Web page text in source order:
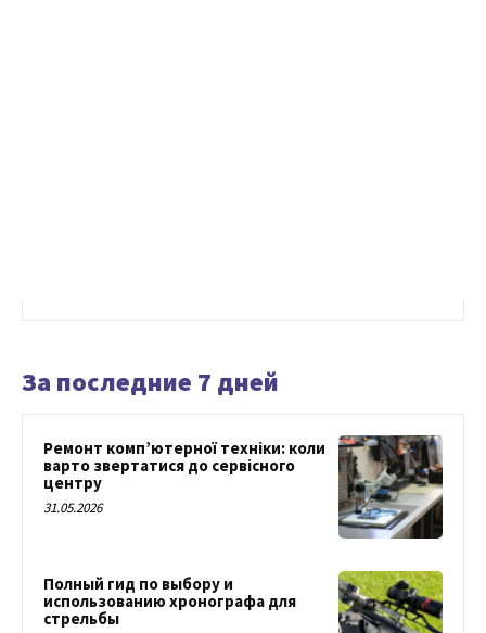
За последние 7 дней
Ремонт комп’ютерної техніки: коли
варто звертатися до сервісного
центру
31.05.2026
Полный гид по выбору и
использованию хронографа для
стрельбы